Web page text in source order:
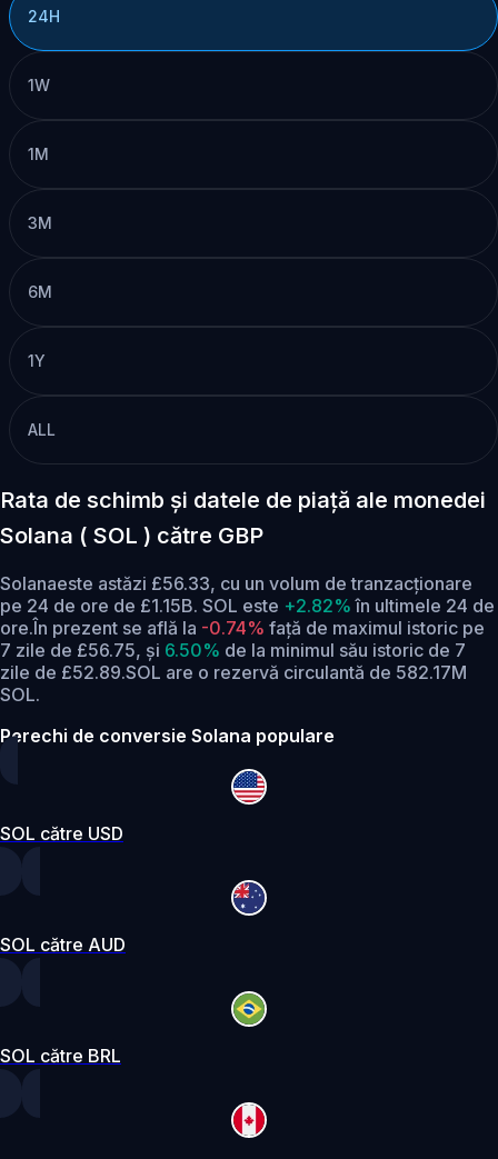
24H
1W
1M
3M
6M
1Y
ALL
Rata de schimb și datele de piață ale monedei
Solana ( SOL ) către GBP
Solanaeste astăzi £56.33, cu un volum de tranzacționare
pe 24 de ore de £1.15B. SOL este +2.82%în ultimele 24 de
ore.În prezent se află la -0.74% față de maximul istoric pe
7 zile de £56.75, și 6.50% de la minimul său istoric de 7
zile de £52.89.SOL are o rezervă circulantă de 582.17M
SOL.
Perechi de conversie Solana populare
SOL către USD
SOL către AUD
SOL către BRL